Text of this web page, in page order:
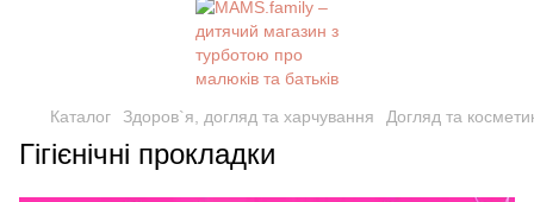
Каталог Здоров`я, догляд та харчування Догляд та
Гігієнічні прокладки